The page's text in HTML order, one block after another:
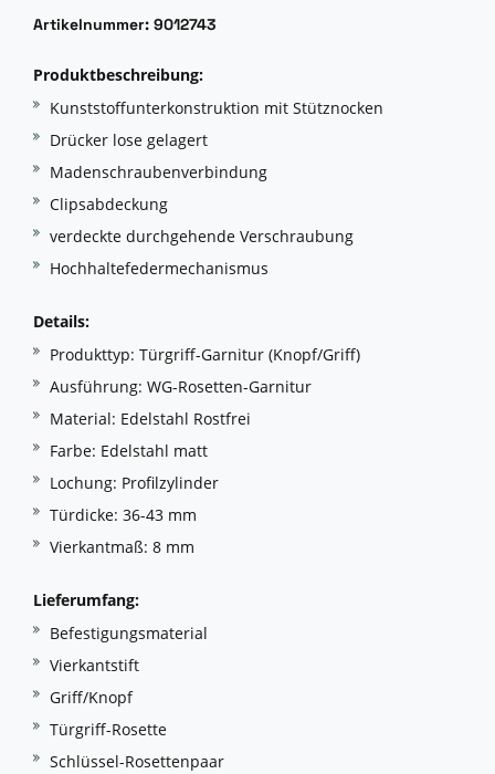
Artikelnummer: 9012743
Produktbeschreibung:
Kunststoffunterkonstruktion mit Stütznocken
Drücker lose gelagert
Madenschraubenverbindung
Clipsabdeckung
verdeckte durchgehende Verschraubung
Hochhaltefedermechanismus
Details:
Produkttyp: Türgriff-Garnitur (Knopf/Griff)
Ausführung: WG-Rosetten-Garnitur
Material: Edelstahl Rostfrei
Farbe: Edelstahl matt
Lochung: Profilzylinder
Türdicke: 36-43 mm
Vierkantmaß: 8 mm
Lieferumfang:
Befestigungsmaterial
Vierkantstift
Griff/Knopf
Türgriff-Rosette
Schlüssel-Rosettenpaar